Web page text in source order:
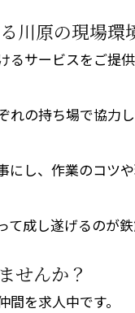
川原の現場環
るサービスをご提
れの持ち場で協力
にし、作業のコツ
成し遂げるのが鉄
せんか？
を求人中です。